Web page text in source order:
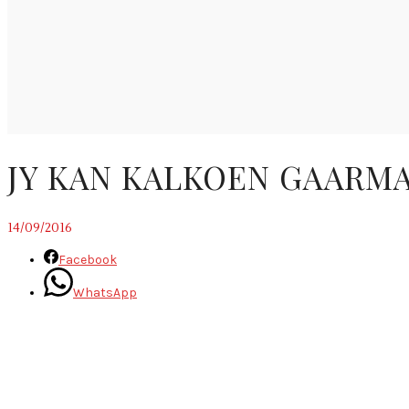
JY KAN KALKOEN
14/09/2016
Facebook
WhatsApp